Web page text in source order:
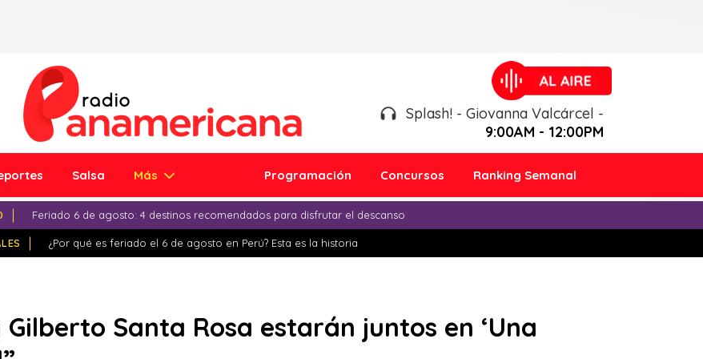
Splash! - Giovanna Valcárcel -
9:00AM - 12:00PM
Salsa Más Programación Concursos Ranking Semanal
Feriado 6 de agosto: 4 destinos recomendados para disfrutar el descanso
¿Por qué es feriado el 6 de agosto en Perú? Esta es la historia
Santa Rosa estarán juntos en ‘Una